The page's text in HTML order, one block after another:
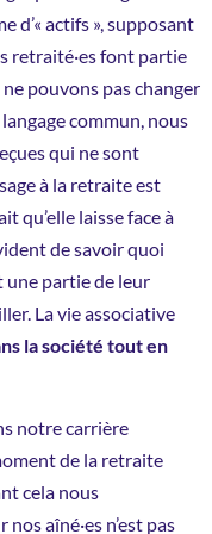
d’« actifs », supposant
retraité·es font partie
ne pouvons pas changer
commun, nous
qui ne sont
à la retraite est
qu’elle laisse face à
de savoir quoi
une partie de leur
La vie associative
la société tout en
notre carrière
de la retraite
cela nous
aîné·es n’est pas